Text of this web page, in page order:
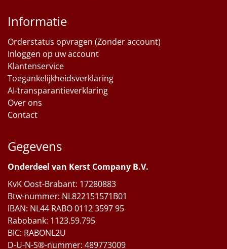
Informatie
Orderstatus opvragen (Zonder account)
Inloggen op uw account
Klantenservice
Toegankelijkheidsverklaring
AI-transparantieverklaring
Over ons
Contact
Gegevens
Onderdeel van Kerst Company B.V.
KvK Oost-Brabant: 17280883
Btw-nummer: NL822151571B01
IBAN: NL44 RABO 0112 3597 95
Rabobank: 1123.59.795
BIC: RABONL2U
D-U-N-S®-nummer: 489773009